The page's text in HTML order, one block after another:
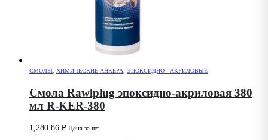
СМОЛЫ ХИМИЧЕСКИЕ АНКЕРА ЭПОКСИДНО - АКРИЛОВЫЕ
Смола Rawlplug эпоксидно-акриловая 380
мл R-KER-380
1,280.86 ₽ Цена за шт.